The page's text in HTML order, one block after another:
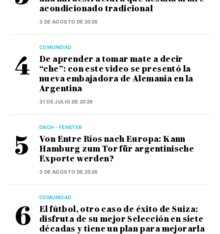
acondicionado tradicional
3 DE AGOSTO DE 2026
COMUNIDAD
De aprender a tomar mate a decir
“che”: con este video se presentó la
nueva embajadora de Alemania en la
Argentina
31 DE JULIO DE 2026
DACH - FENSTER
Von Entre Ríos nach Europa: Kann
Hamburg zum Tor für argentinische
Exporte werden?
3 DE AGOSTO DE 2026
COMUNIDAD
El fútbol, otro caso de éxito de Suiza:
disfruta de su mejor Selección en siete
décadas y tiene un plan para mejorarla